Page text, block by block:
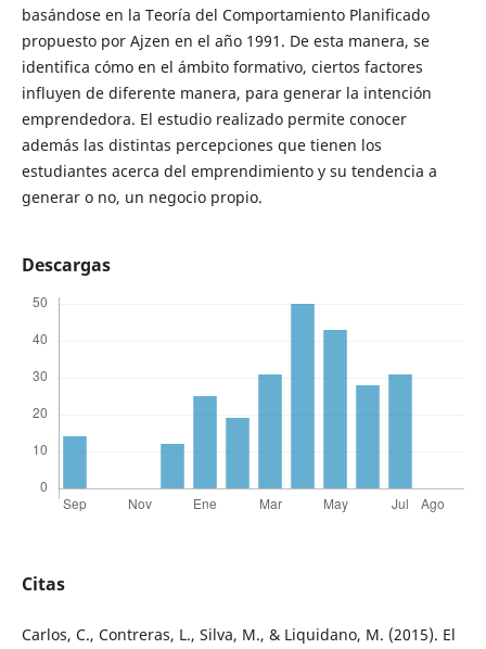
basándose en la Teoría del Comportamiento Planificado
propuesto por Ajzen en el año 1991. De esta manera, se
identifica cómo en el ámbito formativo, ciertos factores
influyen de diferente manera, para generar la intención
emprendedora. El estudio realizado permite conocer
además las distintas percepciones que tienen los
estudiantes acerca del emprendimiento y su tendencia a
generar o no, un negocio propio.
Descargas
Citas
Carlos, C., Contreras, L., Silva, M., & Liquidano, M. (2015). El